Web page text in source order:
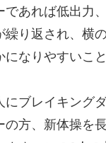
であれば低出力
繰り返され、横
なりやすいこ
にブレイキング
の方、新体操を